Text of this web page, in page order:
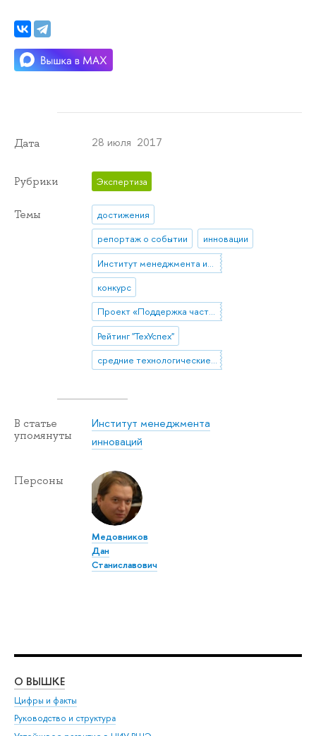
Дата 28 июля 2017
Рубрики Экспертиза
Темы
достижения
репортаж о событии
инновации
Институт менеджмента инноваций
конкурс
Проект «Поддержка частных высокотехнологических компаний-лидеров»
Рейтинг "ТехУспех"
средние технологические компании
В статье
упомянуты
Институт менеджмента
инноваций
Персоны
Медовников
Дан
Станиславович
О ВЫШКЕ
Цифры и факты
Руководство и структура